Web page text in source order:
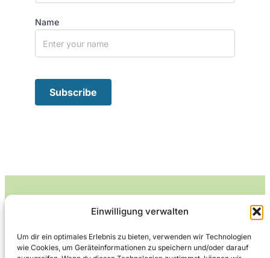
Einwilligung verwalten
Um dir ein optimales Erlebnis zu bieten, verwenden wir Technologien
wie Cookies, um Geräteinformationen zu speichern und/oder darauf
Name
Leckerlife
Lecker essen – gesund leben.